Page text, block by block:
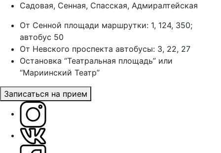
Садовая, Сенная, Спасская, Адмиралтейская
От Сенной площади маршрутки: 1, 124, 350;
автобус 50
От Невского проспекта автобусы: 3, 22, 27
Остановка “Театральная площадь” или
“Мариинский Театр”
Записаться на прием